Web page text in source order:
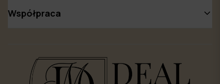
Współpraca